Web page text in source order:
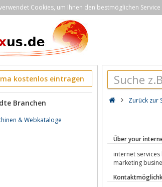
Cookies, um Ihnen den bestmöglichen
kostenlos eintragen
Branchen
& Webkataloge
Zurück zur
Über your
internet
marketing